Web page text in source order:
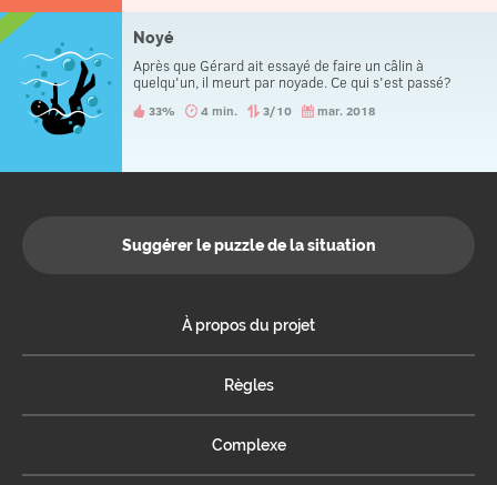
Noyé
Après que Gérard ait essayé de faire un câlin à
quelqu'un, il meurt par noyade. Ce qui s'est passé?
33% 4 min. 3/10 mar. 2018
Suggérer le puzzle de la situation
À propos du projet
Règles
Complexe